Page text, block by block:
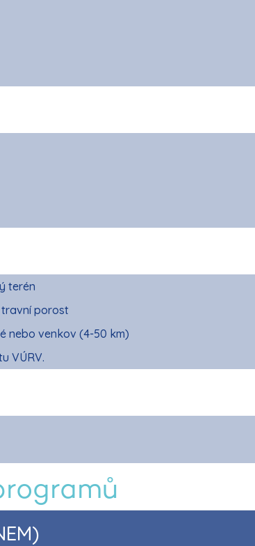
terén
porost
nebo venkov (4-50 km)
VÚRV.